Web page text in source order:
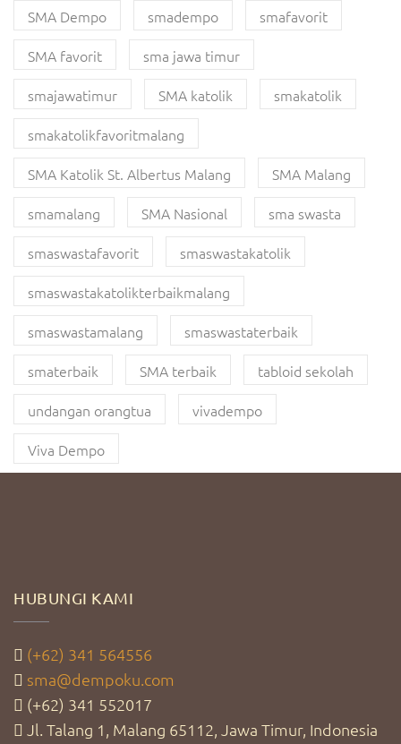
SMA Dempo
smadempo
smafavorit
SMA favorit
sma jawa timur
smajawatimur
SMA katolik
smakatolik
smakatolikfavoritmalang
SMA Katolik St. Albertus Malang
SMA Malang
smamalang
SMA Nasional
sma swasta
smaswastafavorit
smaswastakatolik
smaswastakatolikterbaikmalang
smaswastamalang
smaswastaterbaik
smaterbaik
SMA terbaik
tabloid sekolah
undangan orangtua
vivadempo
Viva Dempo
HUBUNGI KAMI
(+62) 341 564556
sma@dempoku.com
(+62) 341 552017
Jl. Talang 1, Malang 65112, Jawa Timur, Indonesia